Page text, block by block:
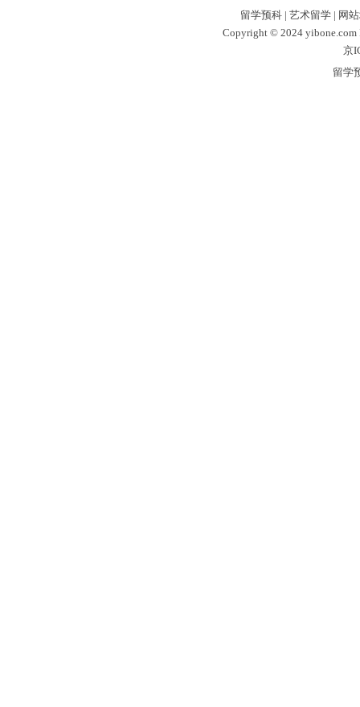
留学预科| 艺术留学| 网
Copyright © 2024 yibone.com
京
留学